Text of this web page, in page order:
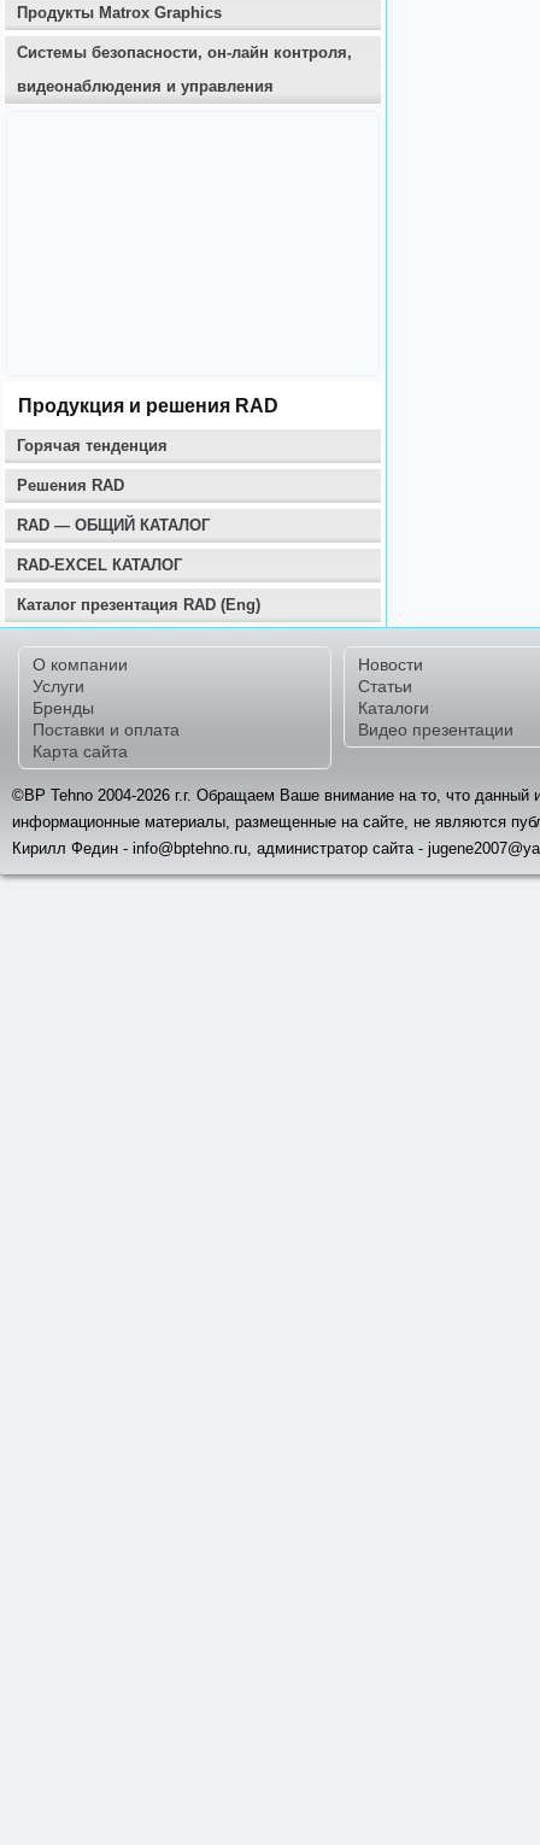
Продукты Matrox Graphics
Системы безопасности, он-лайн контроля,
видеонаблюдения и управления
Продукция и решения RAD
Горячая тенденция
Решения RAD
RAD — ОБЩИЙ КАТАЛОГ
RAD-EXCEL КАТАЛОГ
Каталог презентация RAD (Eng)
О компании
Услуги
Бренды
Поставки и оплата
Карта сайта
Новости
Статьи
Каталоги
Видео презентации
©BP Tehno 2004-2026 г.г. Обращаем Ваше внимание на то, что данный
информационные материалы, размещенные на сайте, не являются
Кирилл Федин - info@bptehno.ru, администратор сайта -